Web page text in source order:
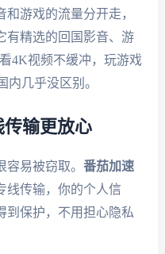
游戏的流量分开走，
有精选的回国影音、游
4K视频不缓冲，玩游戏
内几乎没区别。
传输更放心
易被窃取。 番茄加速
线传输，你的个人信
到保护，不用担心隐私